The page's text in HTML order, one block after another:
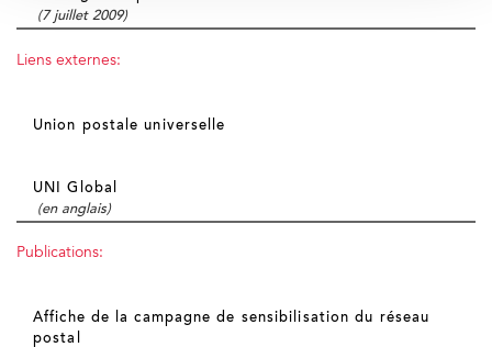
(7 juillet 2009)
Liens externes:
Union postale universelle
UNI Global
(en anglais)
Publications:
Affiche de la campagne de sensibilisation du réseau
postal